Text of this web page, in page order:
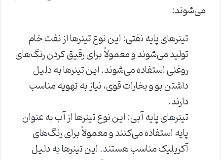
می‌شوند:
تینرهای پایه نفتی: این نوع تینرها از نفت خام
تولید می‌شوند و معمولاً برای رقیق کردن رنگ‌های
روغنی استفاده می‌شوند. این تینرها به دلیل
داشتن بو و بخارات قوی، نیاز به تهویه مناسب
دارند.
تینرهای پایه آبی: این نوع تینرها از آب به عنوان
پایه استفاده می‌کنند و معمولاً برای رنگ‌های
آکریلیک مناسب هستند. این تینرها به دلیل